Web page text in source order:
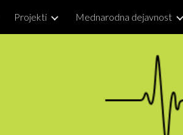
Skip to navigation
Projekti Mednarodna dejavnost